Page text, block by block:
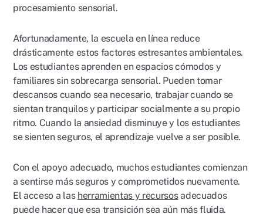
procesamiento sensorial.
Afortunadamente, la escuela en línea reduce
drásticamente estos factores estresantes ambientales.
Los estudiantes aprenden en espacios cómodos y
familiares sin sobrecarga sensorial. Pueden tomar
descansos cuando sea necesario, trabajar cuando se
sientan tranquilos y participar socialmente a su propio
ritmo. Cuando la ansiedad disminuye y los estudiantes
se sienten seguros, el aprendizaje vuelve a ser posible.
Con el apoyo adecuado, muchos estudiantes comienzan
a sentirse más seguros y comprometidos nuevamente.
El acceso a las herramientas y recursosadecuados
puede hacer que esa transición sea aún más fluida.